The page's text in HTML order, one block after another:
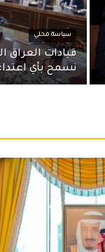
سياسة محلي
قيادات العراق
نسمح بأي